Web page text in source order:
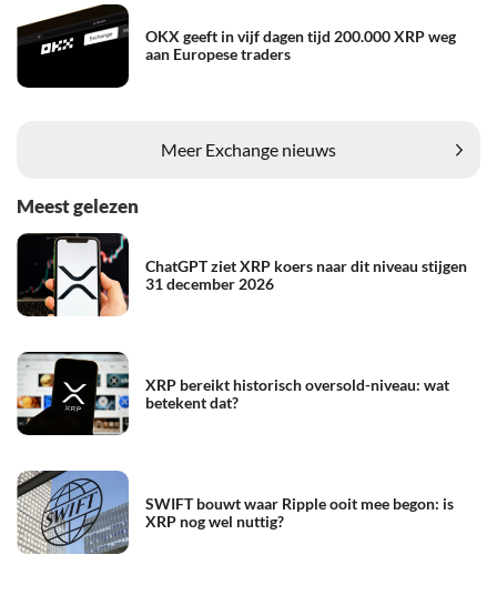
OKX geeft in vijf dagen tijd 200.000 XRP weg
aan Europese traders
Meer Exchange nieuws
Meest gelezen
ChatGPT ziet XRP koers naar dit niveau stijgen
31 december 2026
XRP bereikt historisch oversold-niveau: wat
betekent dat?
SWIFT bouwt waar Ripple ooit mee begon: is
XRP nog wel nuttig?